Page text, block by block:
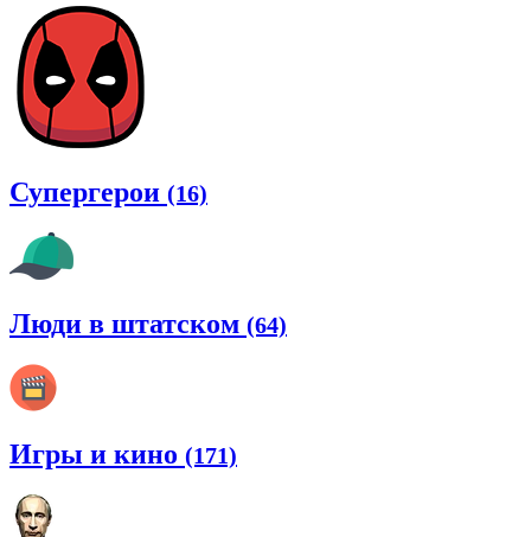
Супергерои (16)
Люди в штатском (64)
Игры и кино (171)